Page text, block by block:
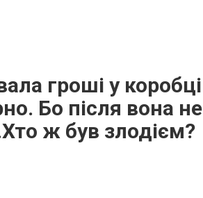
гроші у коробці
Бо після вона не
ж був злодієм?